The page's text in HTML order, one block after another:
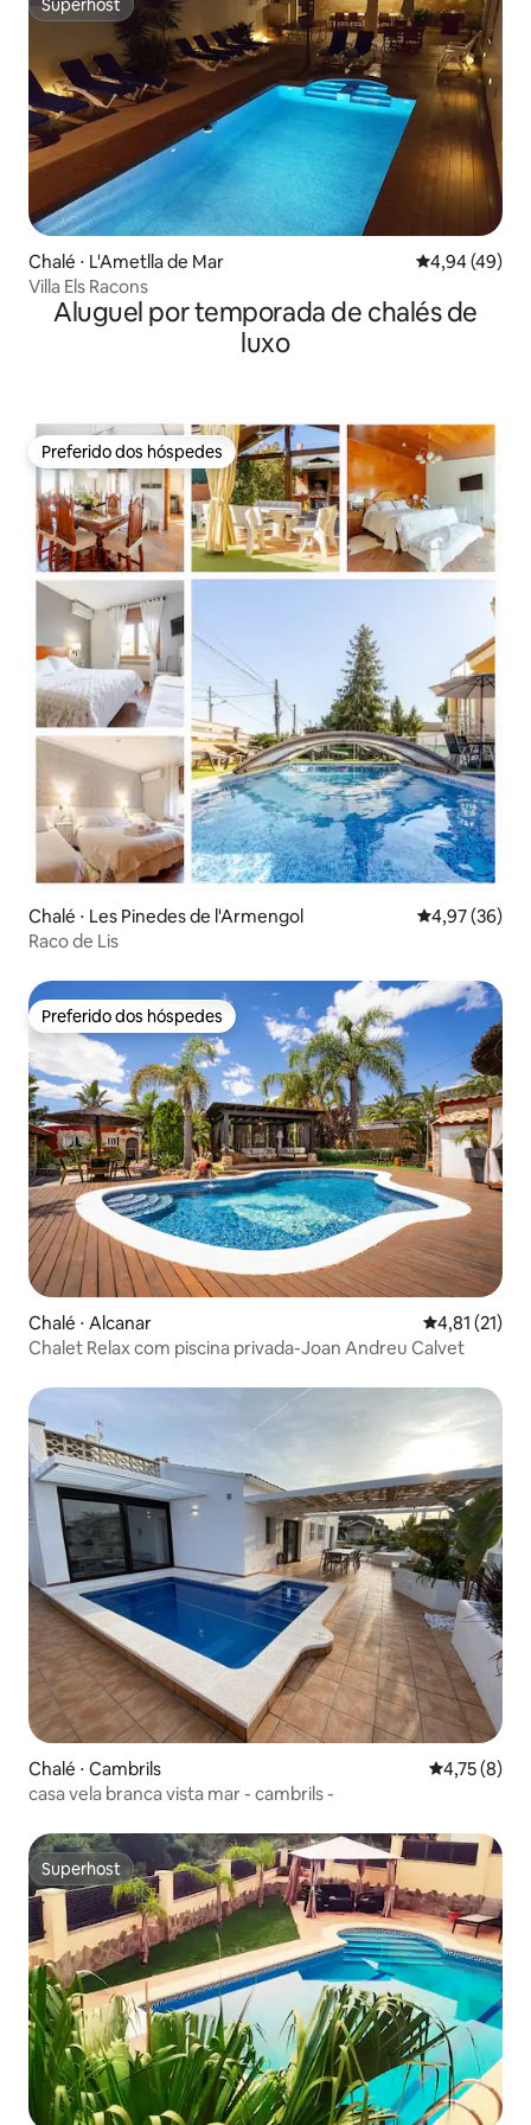
Superhost
Superhost
Chalé ⋅ L'Ametlla de Mar 4,94 de uma
4,94 (49)
Villa Els Racons
Aluguel por temporada de chalés de
luxo
Preferido dos hóspedes
Preferido dos hóspedes
Chalé ⋅ Les Pinedes de l'Armengol 4,97 de uma
4,97 (36)
Raco de Lis
Preferido dos hóspedes
Preferido dos hóspedes
Chalé ⋅ Alcanar 4,81 de uma
4,81 (21)
Chalet Relax com piscina privada-Joan Andreu Calvet
Chalé ⋅ Cambrils 4,75 de
4,75 (8)
casa vela branca vista mar - cambrils -
Superhost
Superhost